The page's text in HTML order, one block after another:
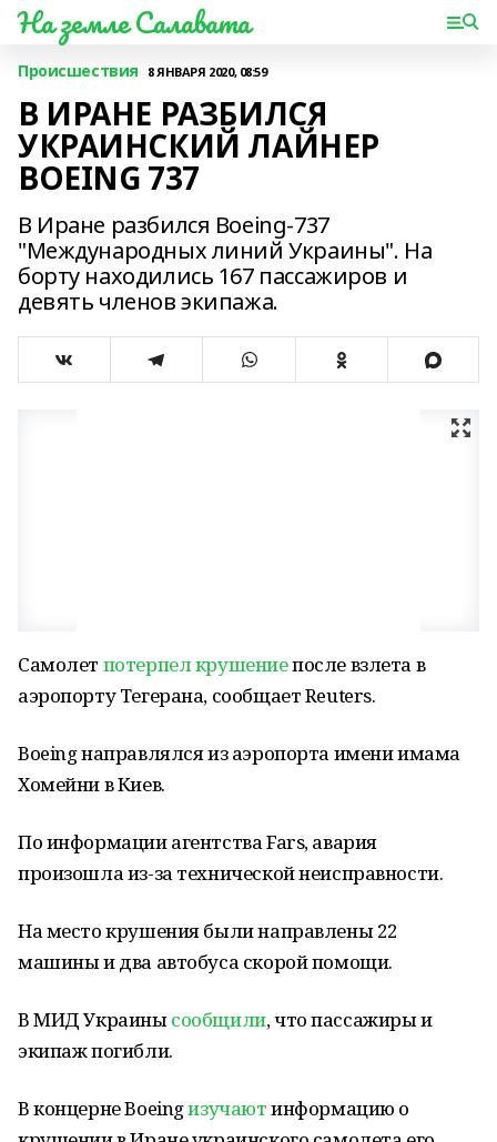
На земле Салавата
Происшествия 8 ЯНВАРЯ 2020, 08:59
В ИРАНЕ РАЗБИЛСЯ
УКРАИНСКИЙ ЛАЙНЕР
BOEING 737
В Иране разбился Boeing-737
"Международных линий Украины". На
борту находились 167 пассажиров и
девять членов экипажа.
Самолет потерпел крушениепосле взлета в
аэропорту Тегерана, сообщает Reuters.
Boeing направлялся из аэропорта имени имама
Хомейни в Киев.
По информации агентства Fars, авария
произошла из-за технической неисправности.
На место крушения были направлены 22
машины и два автобуса скорой помощи.
В МИД Украинысообщили, что пассажиры и
экипаж погибли.
В концерне Boeingизучаютинформацию о